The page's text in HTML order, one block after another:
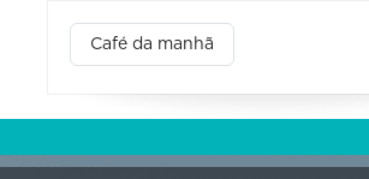
Café da manhã